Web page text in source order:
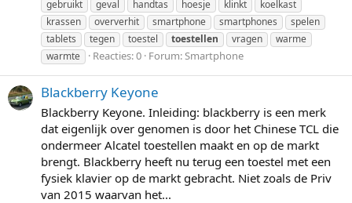
gebruikt
geval handtas hoesje klinkt
koelkast
krassen
oververhit smartphone smartphones
spelen
tablets
tegen toestel toestellen vragen
warme
warmte
Reacties: 0 Forum: Smartphone
Blackberry Keyone
Blackberry Keyone. Inleiding: blackberry is een merk
dat eigenlijk over genomen is door het Chinese TCL die
ondermeer Alcatel toestellen maakt en op de markt
brengt. Blackberry heeft nu terug een toestel met een
fysiek klavier op de markt gebracht. Niet zoals de Priv
van 2015 waarvan het...